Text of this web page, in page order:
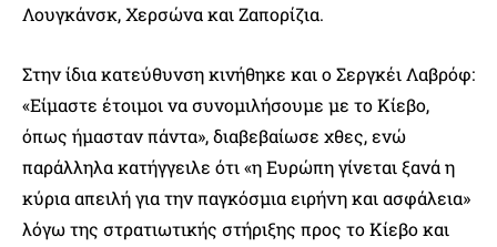
Λουγκάνσκ, Χερσώνα και Ζαπορίζια.
Στην ίδια κατεύθυνση κινήθηκε και ο Σεργκέι Λαβρόφ:
«Είμαστε έτοιμοι να συνομιλήσουμε με το Κίεβο,
όπως ήμασταν πάντα», διαβεβαίωσε χθες, ενώ
παράλληλα κατήγγειλε ότι «η Ευρώπη γίνεται ξανά η
κύρια απειλή για την παγκόσμια ειρήνη και ασφάλεια»
λόγω της στρατιωτικής στήριξης προς το Κίεβο και